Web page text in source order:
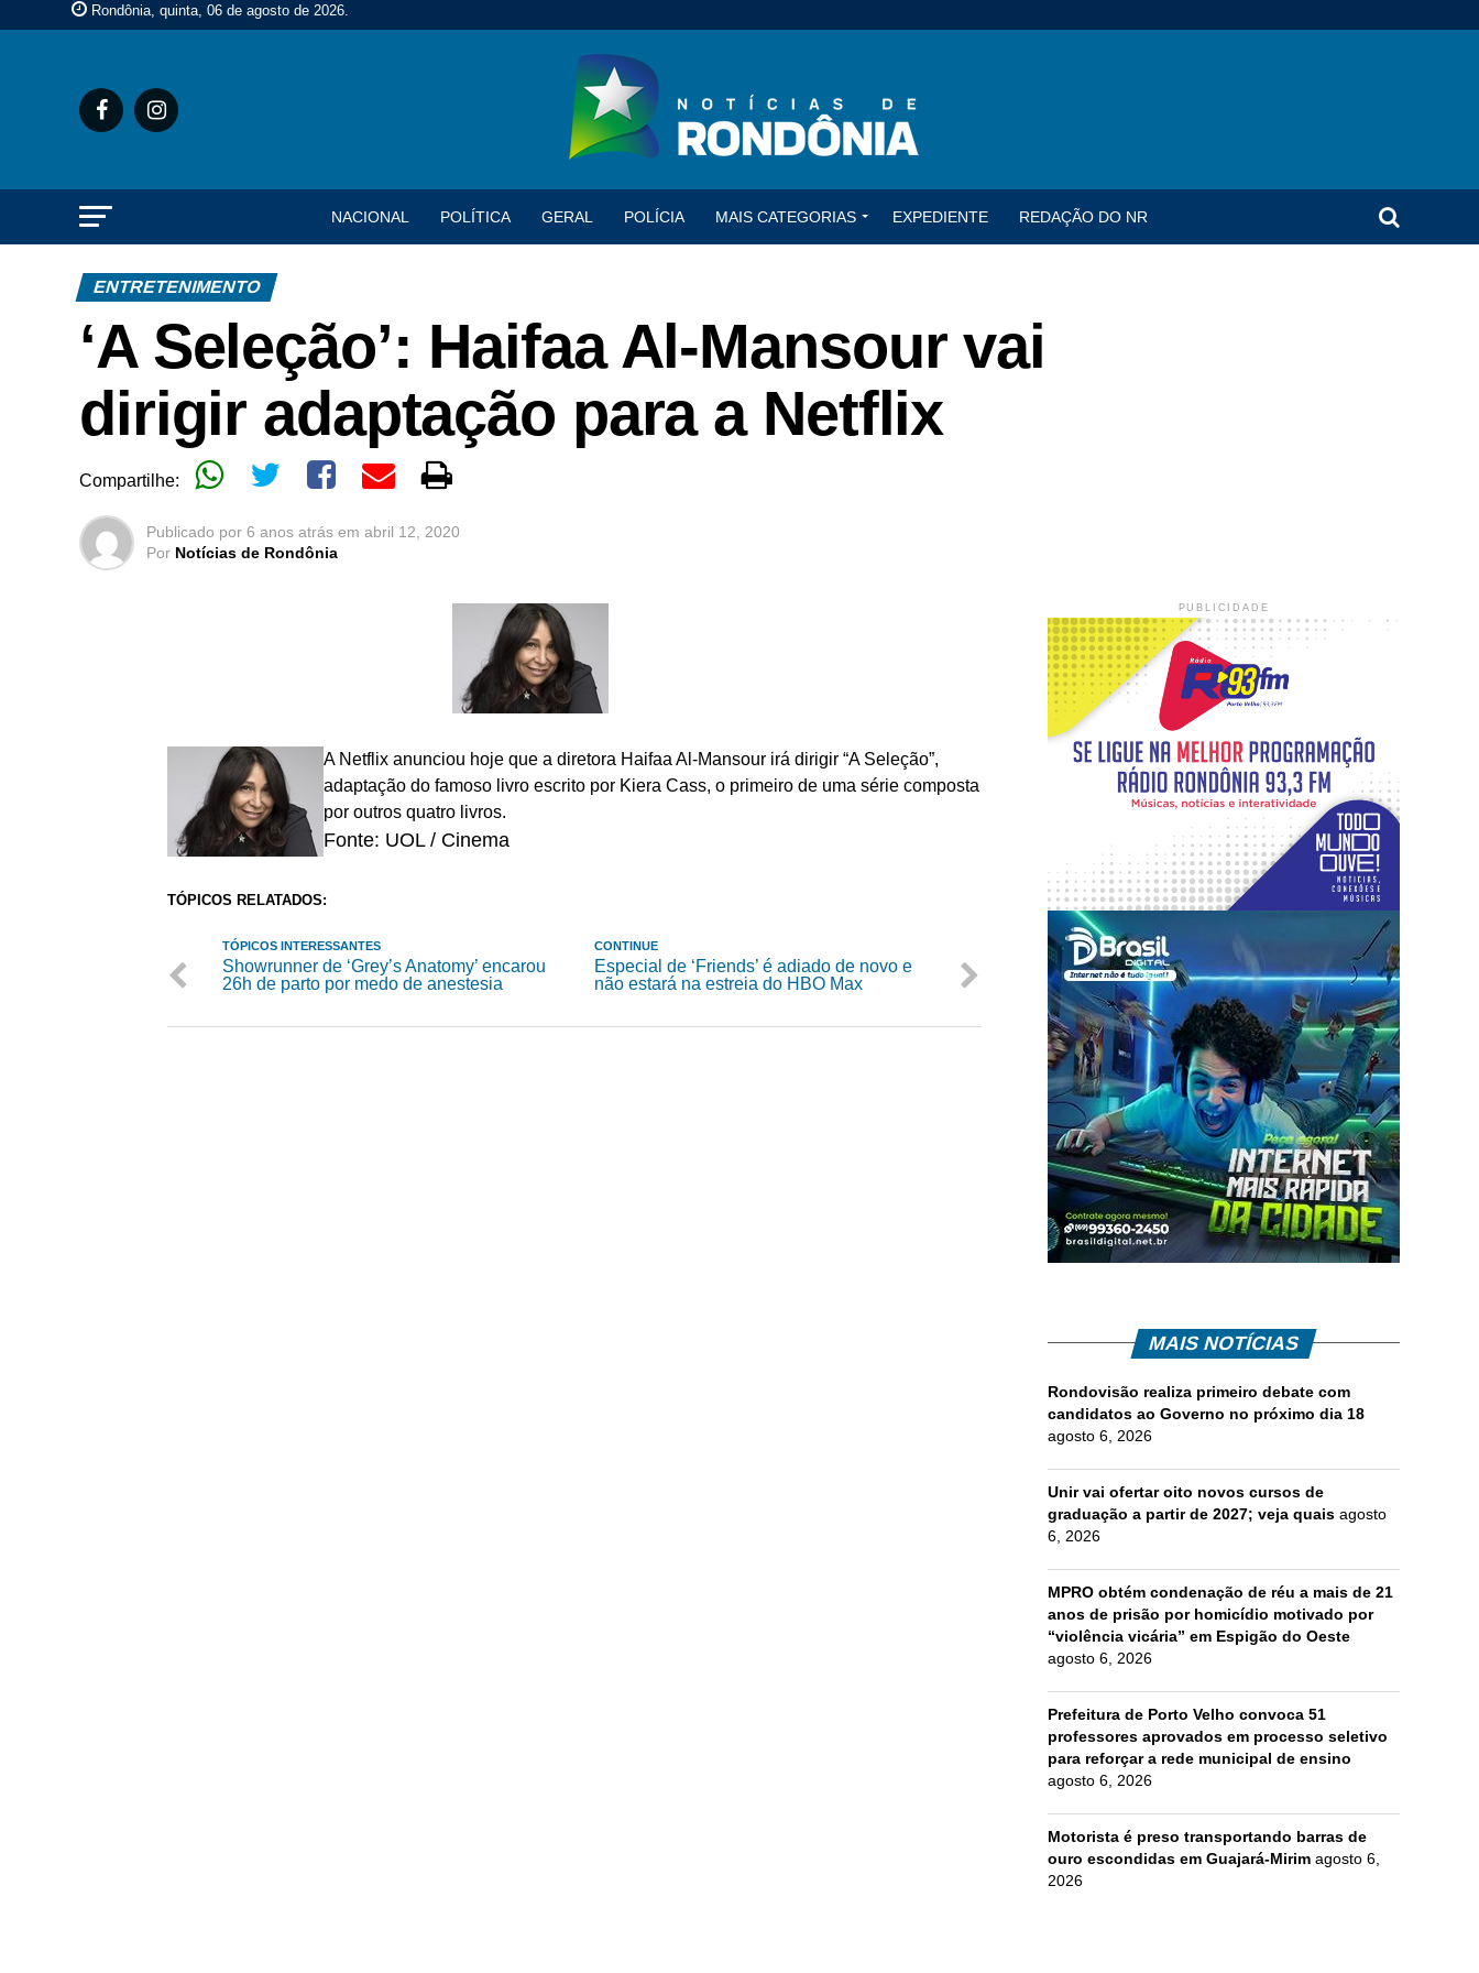
Rondônia, quinta, 06 de agosto de 2026.
NACIONAL POLÍTICA GERAL POLÍCIA MAIS CATEGORIAS EXPEDIENTE REDAÇÃO DO NR
ENTRETENIMENTO
‘A Seleção’: Haifaa Al-Mansour vai
dirigir adaptação para a Netflix
Compartilhe:
Publicado por 6 anos atrás em abril 12, 2020
Por Notícias de Rondônia
A Netflix anunciou hoje que a diretora Haifaa Al-Mansour irá dirigir “A Seleção”,
adaptação do famoso livro escrito por Kiera Cass, o primeiro de uma série composta
por outros quatro livros.
Fonte: UOL / Cinema
TÓPICOS RELATADOS:
CONTINUE
Especial de ‘Friends’ é adiado de novo e
não estará na estreia do HBO Max
TÓPICOS INTERESSANTES
Showrunner de ‘Grey’s Anatomy’ encarou
26h de parto por medo de anestesia
PUBLICIDADE
MAIS NOTÍCIAS
Rondovisão realiza primeiro debate com
candidatos ao Governo no próximo dia 18
agosto 6, 2026
Unir vai ofertar oito novos cursos de
graduação a partir de 2027; veja quais agosto
6, 2026
MPRO obtém condenação de réu a mais de 21
anos de prisão por homicídio motivado por
“violência vicária” em Espigão do Oeste
agosto 6, 2026
Prefeitura de Porto Velho convoca 51
professores aprovados em processo seletivo
para reforçar a rede municipal de ensino
agosto 6, 2026
Motorista é preso transportando barras de
ouro escondidas em Guajará-Mirim agosto 6,
2026